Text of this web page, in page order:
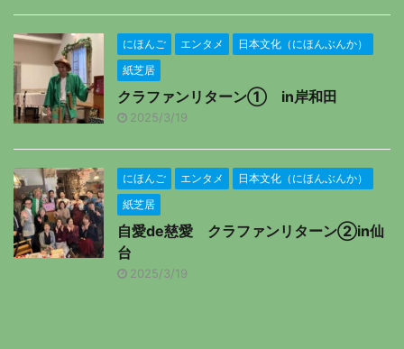
にほんご エンタメ
日本文化（にほんぶんか）
紙芝居
クラファンリターン① in岸和田
2025/3/19
にほんご エンタメ
日本文化（にほんぶんか）
紙芝居
自愛de慈愛 クラファンリターン②in仙
台
2025/3/19